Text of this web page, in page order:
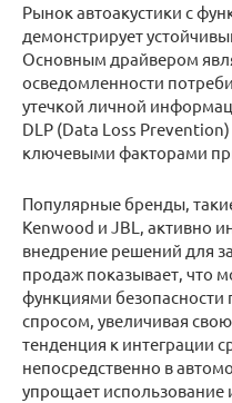
Рынок автоакустики с
демонстрирует
Основным драйвером
осведомленности
утечкой личной
DLP (Data Loss
ключевыми факторами
Популярные бренды,
Kenwood и JBL, активно
внедрение решений для
продаж показывает, что
функциями безопасности
спросом, увеличивая
тенденция к интеграции
непосредственно в
упрощает использование